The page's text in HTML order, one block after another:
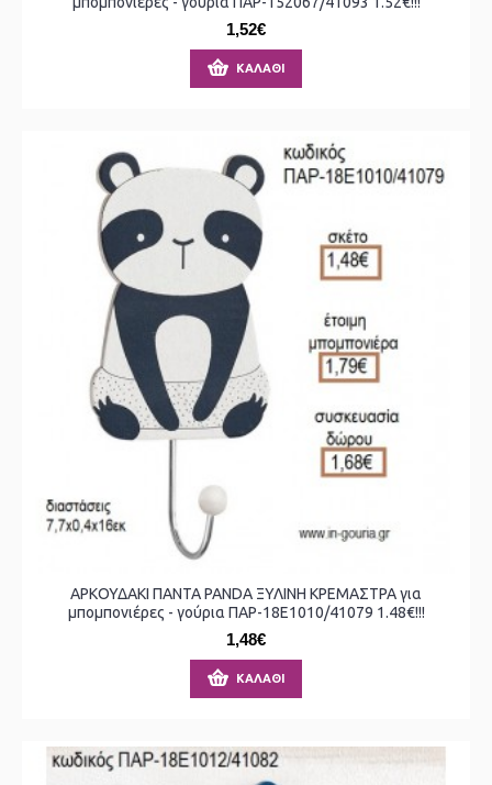
1,52€
ΚΑΛΆΘΙ
ΑΡΚΟΥΔΑΚΙ ΠΑΝΤΑ PANDA ΞΥΛΙΝΗ ΚΡΕΜΑΣΤΡΑ για
μπομπονιέρες - γούρια ΠΑΡ-18Ε1010/41079 1.48€!!!
1,48€
ΚΑΛΆΘΙ